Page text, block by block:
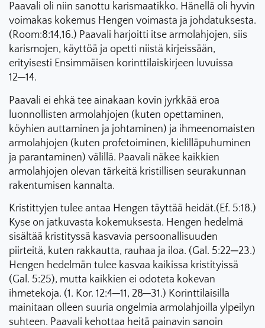
Paavali oli niin sanottu karismaatikko. Hänellä oli hyvin
voimakas kokemus Hengen voimasta ja johdatuksesta.
(Room:8:14,16.) Paavali harjoitti itse armolahjojen, siis
karismojen, käyttöä ja opetti niistä kirjeissään,
erityisesti Ensimmäisen korinttilaiskirjeen luvuissa
12─14.
Paavali ei ehkä tee ainakaan kovin jyrkkää eroa
luonnollisten armolahjojen (kuten opettaminen,
köyhien auttaminen ja johtaminen) ja ihmeenomaisten
armolahjojen (kuten profetoiminen, kielilläpuhuminen
ja parantaminen) välillä. Paavali näkee kaikkien
armolahjojen olevan tärkeitä kristillisen seurakunnan
rakentumisen kannalta.
Kristittyjen tulee antaa Hengen täyttää heidät.(Ef. 5:18.)
Kyse on jatkuvasta kokemuksesta. Hengen hedelmä
sisältää kristityssä kasvavia persoonallisuuden
piirteitä, kuten rakkautta, rauhaa ja iloa. (Gal. 5:22─23.)
Hengen hedelmän tulee kasvaa kaikissa kristityissä
(Gal. 5:25), mutta kaikkien ei odoteta kokevan
ihmetekoja. (1. Kor. 12:4─11, 28─31.) Korinttilaisilla
mainitaan olleen suuria ongelmia armolahjoilla ylpeilyn
suhteen. Paavali kehottaa heitä painavin sanoin